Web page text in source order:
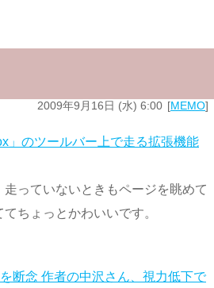
2009年9月16日 (水) 6:00 MEMO
」のツールバー上で走る拡張機能
っていないときもページを眺めて
ちょっとかわいいです。
断念 作者の中沢さん、視力低下で